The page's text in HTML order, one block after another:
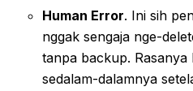
Human Error. Ini sih
nggak sengaja nge-
tanpa backup. Rasanya
sedalam-dalamnya